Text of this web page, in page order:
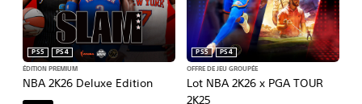
NBA 2K26 Deluxe Edition
PS5
PS4
ÉDITION PREMIUM
Lot NBA 2K26 x PGA TOUR
2K25
PS5
PS4
OFFRE DE JEU GROUPÉE